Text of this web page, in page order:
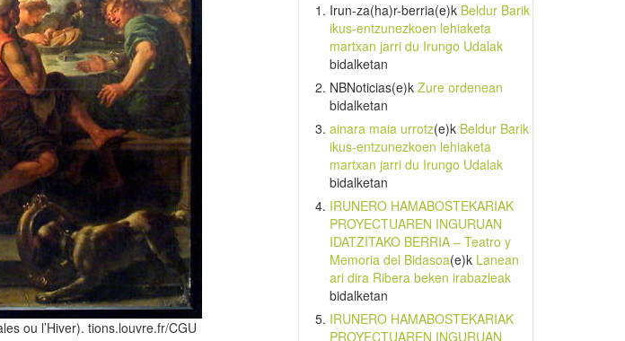
ou l’Hiver). tions.louvre.fr/CGU
Irun-za(ha)r-berria(e)k Beldur Barik
ikus-entzunezkoen lehiaketa
martxan jarri du Irungo Udalak
bidalketan
NBNoticias(e)k Zure ordenean
bidalketan
ainara maia urrotz(e)k Beldur Barik
ikus-entzunezkoen lehiaketa
martxan jarri du Irungo Udalak
bidalketan
IRUNERO HAMABOSTEKARIAK
PROYECTUAREN INGURUAN
IDATZITAKO BERRIA – Teatro y
Memoria del Bidasoa(e)k Lanean
ari dira Ribera beken irabazleak
bidalketan
IRUNERO HAMABOSTEKARIAK
PROYECTUAREN INGURUAN